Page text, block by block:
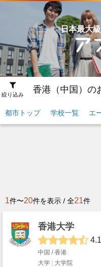
日本最大
絞り込み 香港（中国）の
都市トップ 学校一覧 エ
1件〜20件を表示 / 全21件
香港大学
中国 / 香港
大学
大学院